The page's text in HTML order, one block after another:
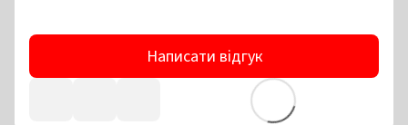
Написати відгук